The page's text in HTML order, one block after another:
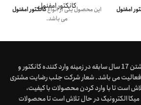
امفنول
کانکتور امفنول
این محصول یکی از انواعکانکتور امفنول
می باشد.
شرکت میکا الکترونیک با داشتن 17 سال سابقه در زمینه وارد کننده کانکتور و
می باشد. شعار شرکت جلب رضایت مشتری
است تا با وارد کردن محصولات با کیفیت،
الکترونیک در حال تلاش است تا محصولات